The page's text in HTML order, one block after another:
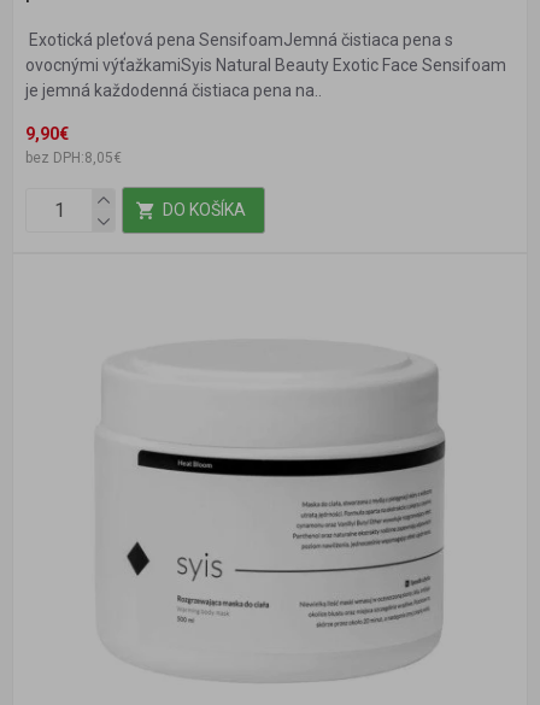
Exotická pleťová pena SensifoamJemná čistiaca pena s
ovocnými výťažkamiSyis Natural Beauty Exotic Face Sensifoam
je jemná každodenná čistiaca pena na..
9,90€
bez DPH:8,05€
DO KOŠÍKA